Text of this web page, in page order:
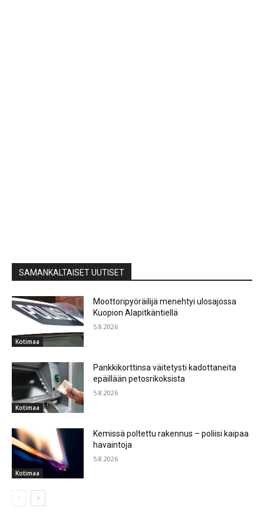
SAMANKALTAISET UUTISET
Kotimaa
Moottoripyöräilijä menehtyi ulosajossa
Kuopion Alapitkäntiellä
5.8.2026
Kotimaa
Pankkikorttinsa väitetysti kadottaneita
epäillään petosrikoksista
5.8.2026
Kotimaa
Kemissä poltettu rakennus – poliisi kaipaa
havaintoja
5.8.2026